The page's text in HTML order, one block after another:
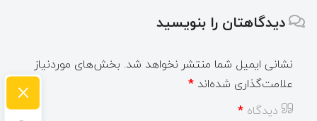
دیدگاهتان را بنویسید
نشانی ایمیل شما منتشر نخواهد شد. بخش‌های موردنیاز
علامت‌گذاری شده‌اند *
دیدگاه *
×